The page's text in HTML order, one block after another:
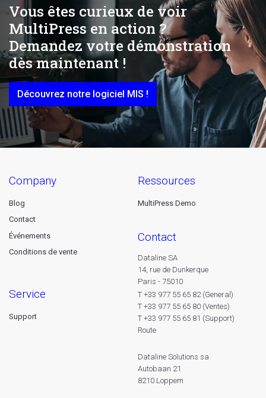
Vous êtes curieux de voir
MultiPress en action ?
Demandez votre démonstration
dès maintenant !
Découvrez notre logiciel MIS !
company
Blog
Contact
Événements
Conditions de vente
service
Support
ressources
MultiPress Demo
contact
Dataline SA
14, rue de Dunkerque
Paris - 75010
T +33 977 55 65 82 (General)
T +33 977 55 65 80 (Ventes)
T +33 977 55 65 81 (Support)
Route
Dataline Solutions sa
Autobaan 21
8210 Loppem